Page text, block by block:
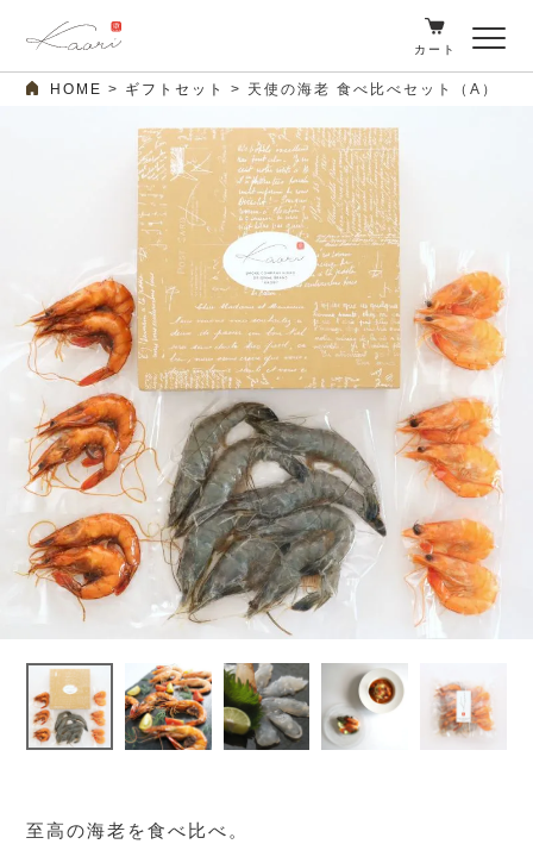
カート
HOME ギフトセット 天使の海老 食べ比べセット（A）
至高の海老を食べ比べ。